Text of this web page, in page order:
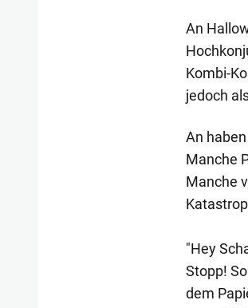
An
Kombi-
jedoch
An
Manche
Manche
"Hey
Stopp!
dem